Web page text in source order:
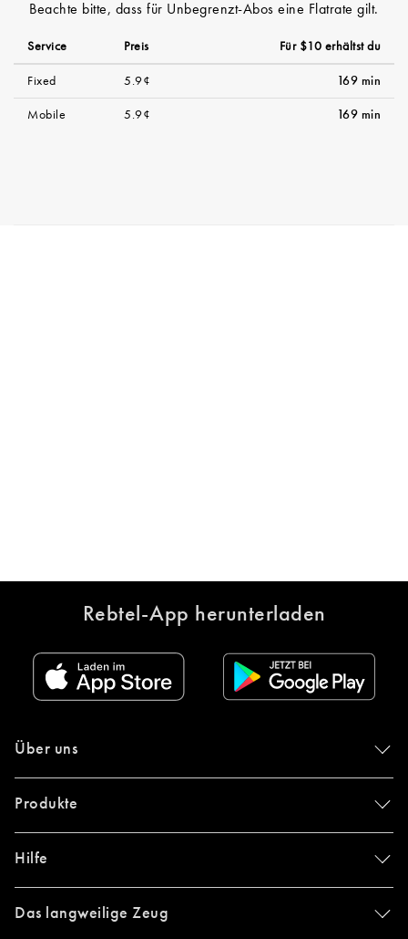
Beachte bitte, dass für Unbegrenzt-Abos eine Flatrate gilt.
Service Preis Für $10 erhältst du
Fixed 5.9¢ 169 min
Mobile 5.9¢ 169 min
Rebtel-App herunterladen
Über uns
Produkte
Hilfe
Das langweilige Zeug